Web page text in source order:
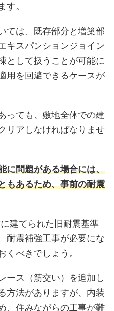
す。
ては、既存部分と増築部
キスパンションジョイン
として扱うことが可能に
用を回避できるケースが
っても、敷地全体での建
リアしなければなりませ
に問題がある場合には、
もあるため、事前の耐震
建てられた旧耐震基準
耐震補強工事が必要にな
くべきでしょう。
ース（筋交い）を追加し
方法がありますが、内装
、住みながらの工事が難